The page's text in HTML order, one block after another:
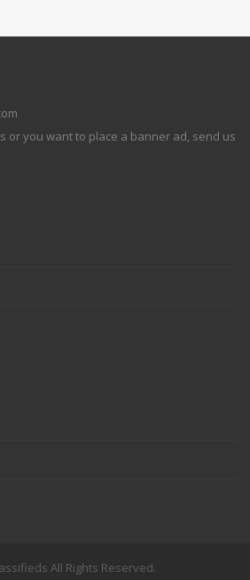
or you want to place a banner ad, send us
All Rights Reserved.